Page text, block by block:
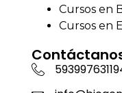
Cursos en
Cursos en